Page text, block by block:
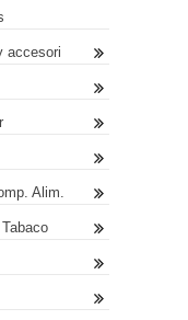
accesori
Alim.